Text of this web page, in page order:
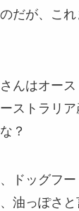
だが、これ
んはオー
ストラリ
？
ドッグフ
油っぽさと